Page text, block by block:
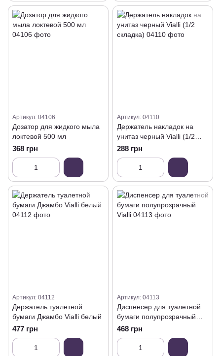
Артикул: 04106
Дозатор для жидкого мыла
локтевой 500 мл
368 грн
Артикул: 04110
Держатель накладок на
унитаз черный Vialli (1/2
складка)
288 грн
Артикул: 04112
Держатель туалетной
бумаги Джамбо Vialli белый
477 грн
Артикул: 04113
Диспенсер для туалетной
бумаги полупрозрачный
Vialli
468 грн